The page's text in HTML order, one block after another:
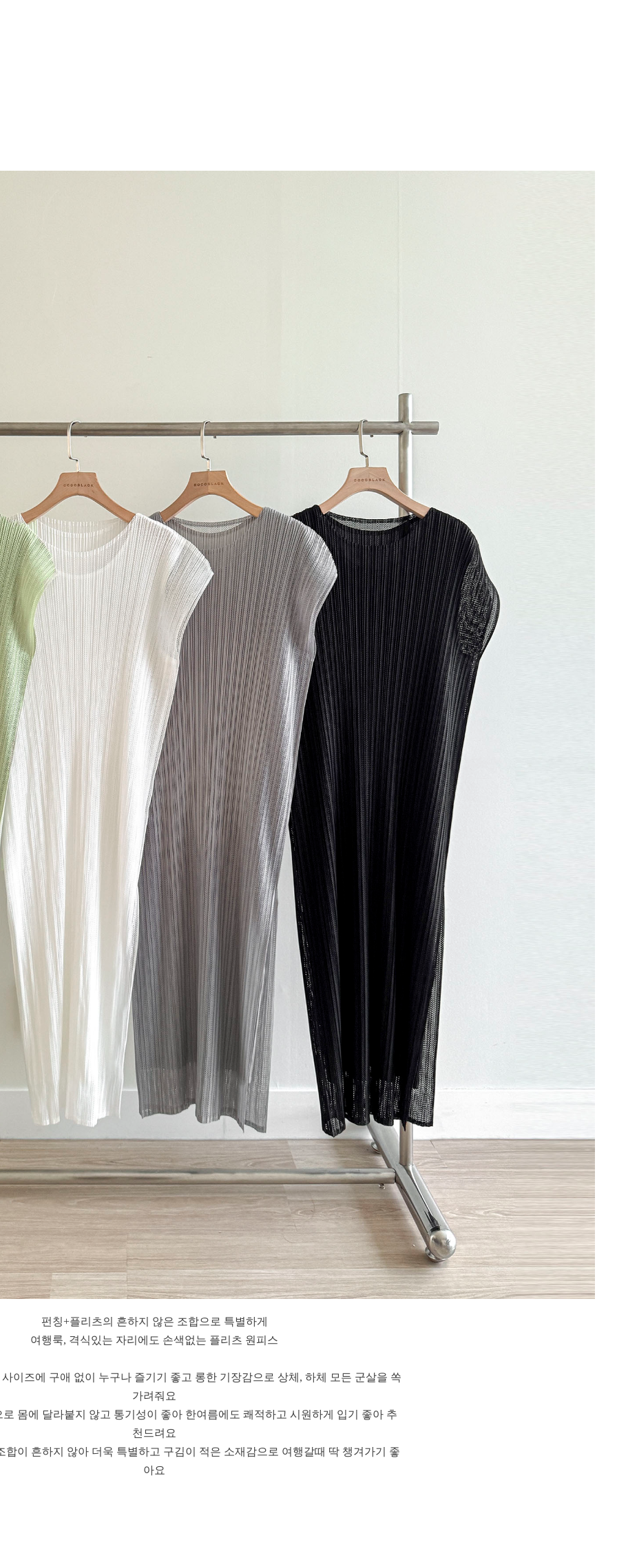
펀칭+플리츠의 흔하지 않은 조합으로 특별하게
여행룩, 격식있는 자리에도 손색없는 플리츠 원피스
이즈에 구애 없이 누구나 즐기기 좋고 롱한 기장감으로 상체, 하체 모든 군살을 쏙
가려줘요
몸에 달라붙지 않고 통기성이 좋아 한여름에도 쾌적하고 시원하게 입기 좋아 추
천드려요
이 흔하지 않아 더욱 특별하고 구김이 적은 소재감으로 여행갈때 딱 챙겨가기 좋
아요